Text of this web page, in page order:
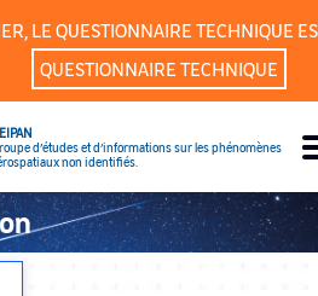
LE QUESTIONNAIRE TECHNIQUE
QUESTIONNAIRE TECHNIQUE
d’études et d’informations sur les phénomènes
non identifiés.